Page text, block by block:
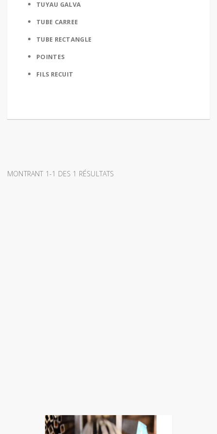
TUYAU GALVA
TUBE CARREE
TUBE RECTANGLE
POINTES
FILS RECUIT
MONTRANT 1-1 DES 1 RÉSULTATS